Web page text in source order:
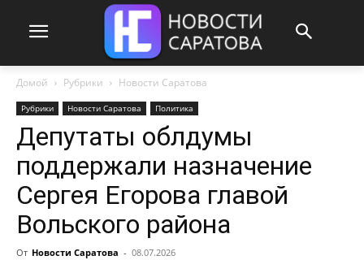
Домой Рубрики Новости Саратова
Рубрики Новости Саратова Политика
Депутаты облдумы
поддержали назначение
Сергея Егорова главой
Вольского района
От Новости Саратова - 08.07.2026